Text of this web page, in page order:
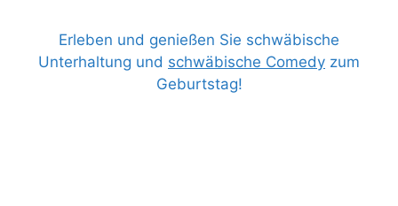
Erleben und genießen Sie schwäbische
Unterhaltung und schwäbische Comedy zum
Geburtstag!